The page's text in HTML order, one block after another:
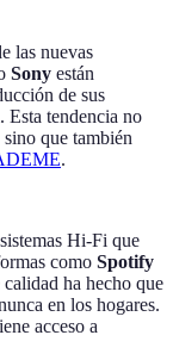
las nuevas
Sony están
de sus
Esta tendencia no
que también
.
Hi-Fi que
como Spotify
ha hecho que
en los hogares.
acceso a